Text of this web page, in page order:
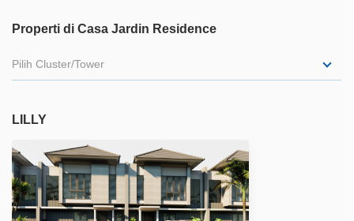
Properti di Casa Jardin Residence
Pilih Cluster/Tower
LILLY